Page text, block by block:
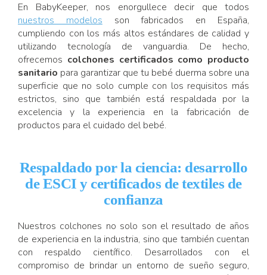
En BabyKeeper, nos enorgullece decir que todos
nuestros modelosson fabricados en España,
cumpliendo con los más altos estándares de calidad y
utilizando tecnología de vanguardia. De hecho,
ofrecemos colchones certificados como producto
sanitario para garantizar que tu bebé duerma sobre una
superficie que no solo cumple con los requisitos más
estrictos, sino que también está respaldada por la
excelencia y la experiencia en la fabricación de
productos para el cuidado del bebé.
Respaldado por la ciencia: desarrollo
de ESCI y certificados de textiles de
confianza
Nuestros colchones no solo son el resultado de años
de experiencia en la industria, sino que también cuentan
con respaldo científico. Desarrollados con el
compromiso de brindar un entorno de sueño seguro,